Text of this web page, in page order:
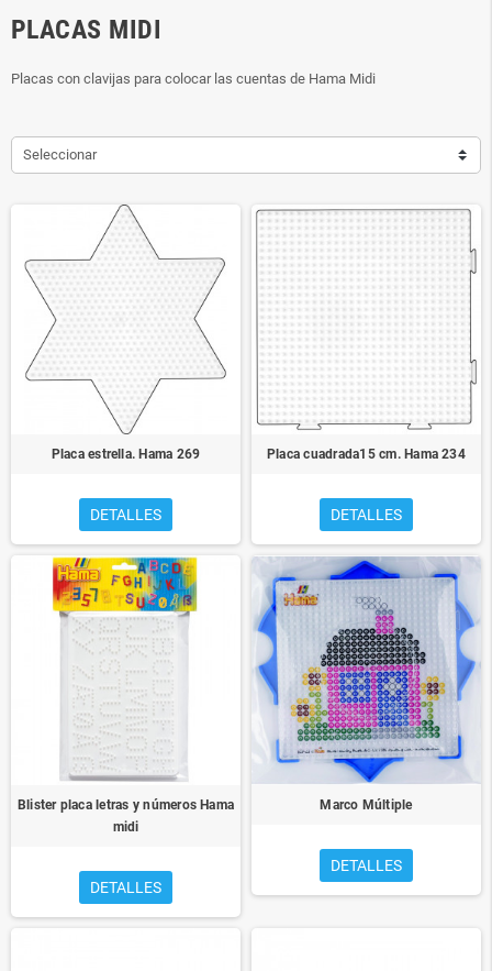
PLACAS MIDI
Placas con clavijas para colocar las cuentas de Hama Midi
Seleccionar
Placa estrella. Hama 269
DETALLES
Placa cuadrada15 cm. Hama 234
DETALLES
Blister placa letras y números Hama
midi
DETALLES
Marco Múltiple
DETALLES